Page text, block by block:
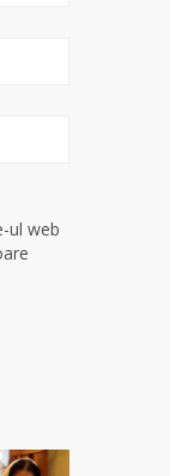
ul web